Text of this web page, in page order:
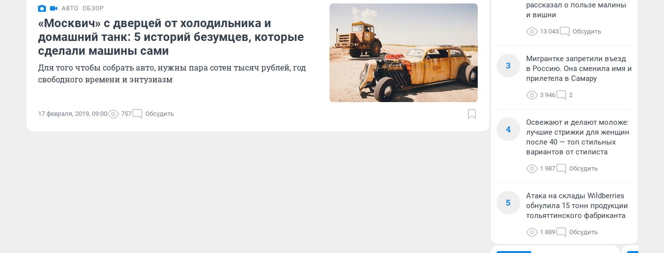
АВТО ОБЗОР
«Москвич» с дверцей от холодильника и
домашний танк: 5 историй безумцев, которые
сделали машины сами
Для того чтобы собрать авто, нужны пара сотен тысяч рублей, год
свободного времени и энтузиазм
17 февраля, 2019, 09:00 757 Обсудить
рассказал о пользе малины
и вишни
13 043 Обсудить
3
Мигрантке запретили въезд
в Россию. Она сменила имя и
прилетела в Самару
3 946 2
4
Освежают и делают моложе:
лучшие стрижки для женщин
после 40 — топ стильных
вариантов от стилиста
1 987 Обсудить
5
Атака на склады Wildberries
обнулила 15 тонн продукции
тольяттинского фабриканта
1 889 Обсудить